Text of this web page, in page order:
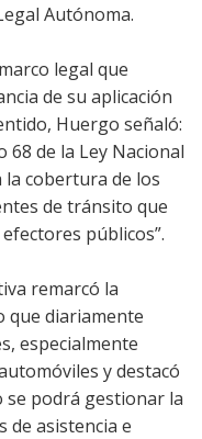
Autónoma.
legal que
de su aplicación
Huergo señaló:
68 de la Ley Nacional
cobertura de los
de tránsito que
públicos”.
remarcó la
que diariamente
especialmente
y destacó
se podrá gestionar la
de asistencia e